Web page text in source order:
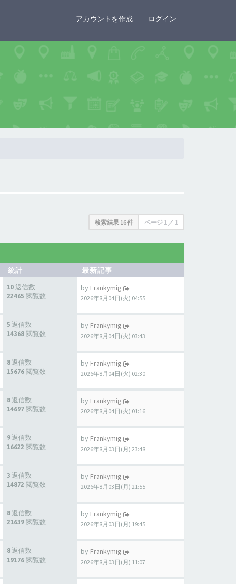
アカウントを作成 ログイン
検索結果 16 件 ページ 1 ／ 1
統計 最新記事
10 返信数
22465 閲覧数
by Frankymig
2026年8月04日(火) 04:55
5 返信数
14368 閲覧数
by Frankymig
2026年8月04日(火) 03:43
8 返信数
15676 閲覧数
by Frankymig
2026年8月04日(火) 02:30
8 返信数
14697 閲覧数
by Frankymig
2026年8月04日(火) 01:16
9 返信数
16622 閲覧数
by Frankymig
2026年8月03日(月) 23:48
3 返信数
14872 閲覧数
by Frankymig
2026年8月03日(月) 21:55
8 返信数
21639 閲覧数
by Frankymig
2026年8月03日(月) 19:45
8 返信数
19176 閲覧数
by Frankymig
2026年8月03日(月) 11:07